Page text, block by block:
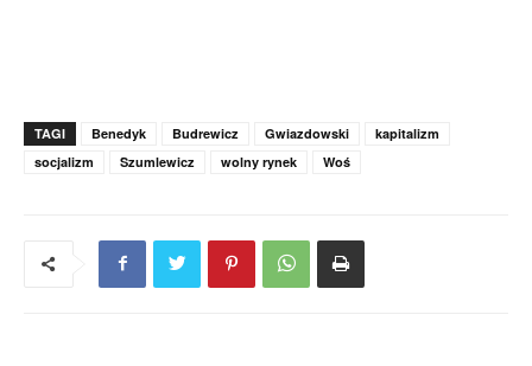
TAGI Benedyk Budrewicz Gwiazdowski
kapitalizm
socjalizm
Szumlewicz wolny rynek Woś